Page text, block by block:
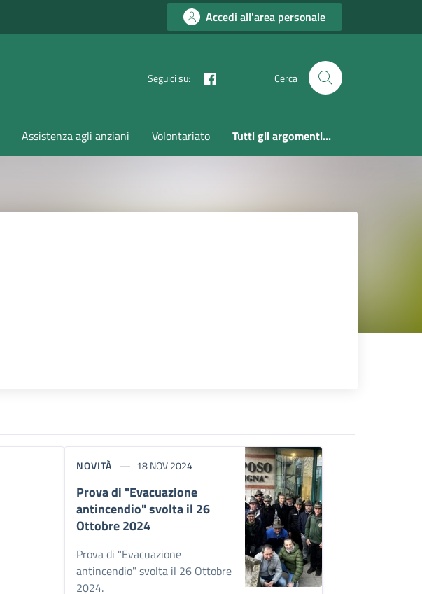
Accedi all'area personale
Seguici su: Cerca
Assistenza agli anziani Volontariato Tutti gli argomenti...
NOVITÀ 18 NOV 2024
Prova di "Evacuazione
antincendio" svolta il 26
Ottobre 2024
Prova di "Evacuazione
antincendio" svolta il 26 Ottobre
2024.